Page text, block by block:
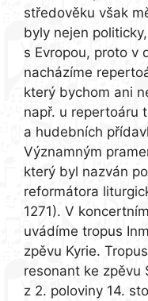
středověku však
byly nejen
s Evropou, proto v
nacházíme
který bychom ani
např. u repertoáru
a hudebních
Významným
který byl nazván
reformátora
1271). V
uvádíme tropus
zpěvu Kyrie.
resonant ke zpěvu
z 2. poloviny 14.